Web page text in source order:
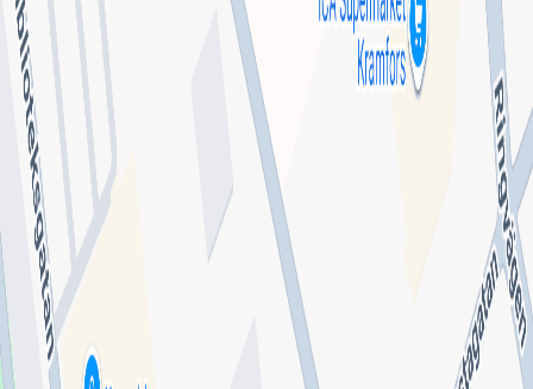
Klicka på kartan för att få vägbeskrivning.
klicka för att öppna
en interaktiv karta
Se på kartan
Uppgifter från HSA-katalogen Stämmer inte informationen?
Sveriges största samlingsplats för legitimerad vård och
hälsa.
Snabblänkar
Anslut mottagning Integritetspolicy Allmänna villkor
Cookie-preferenser